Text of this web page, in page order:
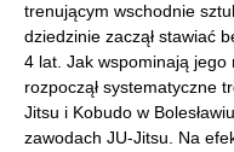
trenującym wschodnie
dziedzinie zaczął stawiać
4 lat. Jak wspominają jego
rozpoczął systematyczne
Jitsu i Kobudo w
zawodach JU-Jitsu. Na